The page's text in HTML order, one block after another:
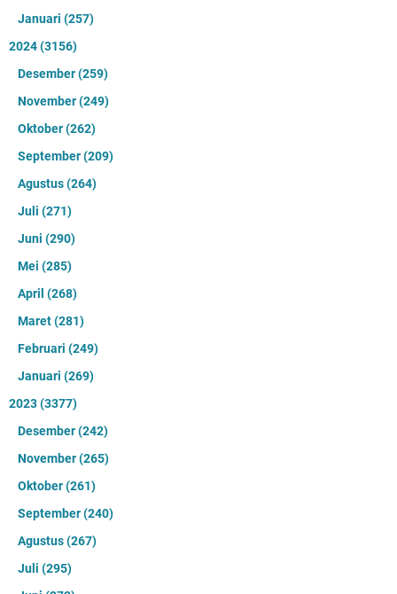
Januari (257)
2024(3156)
Desember(259)
November(249)
Oktober(262)
September(209)
Agustus(264)
Juli (271)
Juni (290)
Mei (285)
April (268)
Maret(281)
Februari (249)
Januari (269)
2023(3377)
Desember(242)
November(265)
Oktober(261)
September(240)
Agustus(267)
Juli (295)